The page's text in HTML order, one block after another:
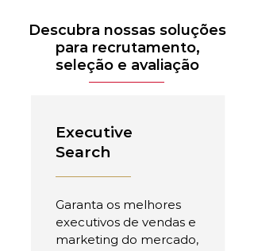
Descubra nossas soluções
para recrutamento,
seleção e avaliação
Executive
Search
Garanta os melhores
executivos de vendas e
marketing do mercado,